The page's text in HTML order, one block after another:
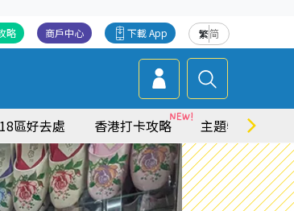
繁简
下載 App
商戶中心
略
18區好去處 香港打卡攻略 主題特集